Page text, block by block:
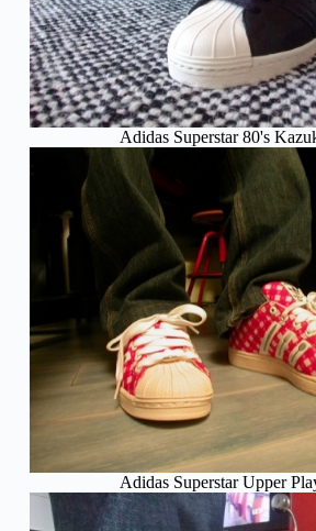
Adidas Superstar 80's
Adidas Superstar Upper